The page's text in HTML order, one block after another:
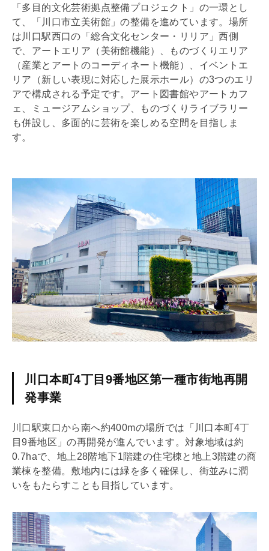
「多目的文化芸術拠点整備プロジェクト」の一環とし
て、「川口市立美術館」の整備を進めています。場所
は川口駅西口の「総合文化センター・リリア」西側
で、アートエリア（美術館機能）、ものづくりエリア
（産業とアートのコーディネート機能）、イベントエ
リア（新しい表現に対応した展示ホール）の3つのエリ
アで構成される予定です。アート図書館やアートカフ
ェ、ミュージアムショップ、ものづくりライブラリー
も併設し、多面的に芸術を楽しめる空間を目指しま
す。
川口本町4丁目9番地区第一種市街地再開
発事業
川口駅東口から南へ約400mの場所では「川口本町4丁
目9番地区」の再開発が進んでいます。対象地域は約
0.7haで、地上28階地下1階建の住宅棟と地上3階建の商
業棟を整備。敷地内には緑を多く確保し、街並みに潤
いをもたらすことも目指しています。